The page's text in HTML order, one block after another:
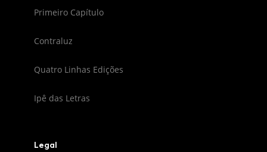
Primeiro Capítulo
Contraluz
Quatro Linhas Edições
Ipê das Letras
Legal